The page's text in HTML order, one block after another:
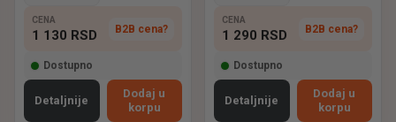
CENA
1 130 RSD B2B cena?
Dostupno
Detaljnije
Dodaj u
korpu
CENA
1 290 RSD B2B cena?
Dostupno
Detaljnije
Dodaj u
korpu